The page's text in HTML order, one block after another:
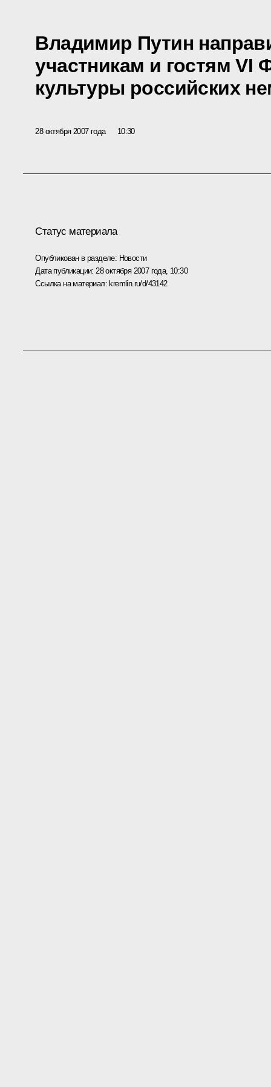
Владимир Путин
участникам и гостям VI
культуры российских
28 октября 2007 года 10:30
Статус материала
Опубликован в разделе: Новости
Дата публикации: 28 октября 2007 года, 10:30
Ссылка на материал:kremlin.ru/d/43142